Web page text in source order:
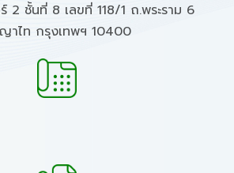
2 ชั้นที่ 8 เลขที่ 118/1 ถ.พระราม 6
าไท กรุงเทพฯ 10400